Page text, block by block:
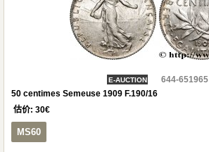
E-AUCTION
644-651965
50 centimes Semeuse 1909 F.190/16
估价: 30€
MS60